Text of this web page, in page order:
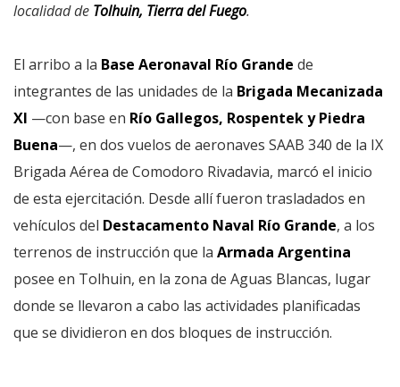
localidad de Tolhuin, Tierra del Fuego.
El arribo a la Base Aeronaval Río Grande de
integrantes de las unidades de la Brigada Mecanizada
XI —con base en Río Gallegos, Rospentek y Piedra
Buena—, en dos vuelos de aeronaves SAAB 340 de la IX
Brigada Aérea de Comodoro Rivadavia, marcó el inicio
de esta ejercitación. Desde allí fueron trasladados en
vehículos del Destacamento Naval Río Grande, a los
terrenos de instrucción que la Armada Argentina
posee en Tolhuin, en la zona de Aguas Blancas, lugar
donde se llevaron a cabo las actividades planificadas
que se dividieron en dos bloques de instrucción.